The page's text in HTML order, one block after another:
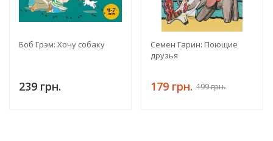
Боб Грэм: Хочу собаку
239 грн.
Семен Гарин: Поющие
друзья
179 грн. 199 грн.